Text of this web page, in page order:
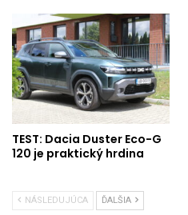
TEST: Dacia Duster Eco-G
120 je praktický hrdina
NÁSLEDUJÚCA ĎALŠIA